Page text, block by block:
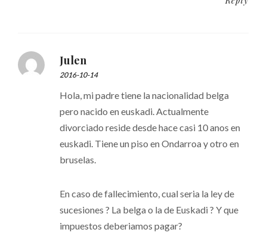
Julen
2016-10-14
Hola, mi padre tiene la nacionalidad belga
pero nacido en euskadi. Actualmente
divorciado reside desde hace casi 10 anos en
euskadi. Tiene un piso en Ondarroa y otro en
bruselas.
En caso de fallecimiento, cual seria la ley de
sucesiones ? La belga o la de Euskadi ? Y que
impuestos deberiamos pagar?